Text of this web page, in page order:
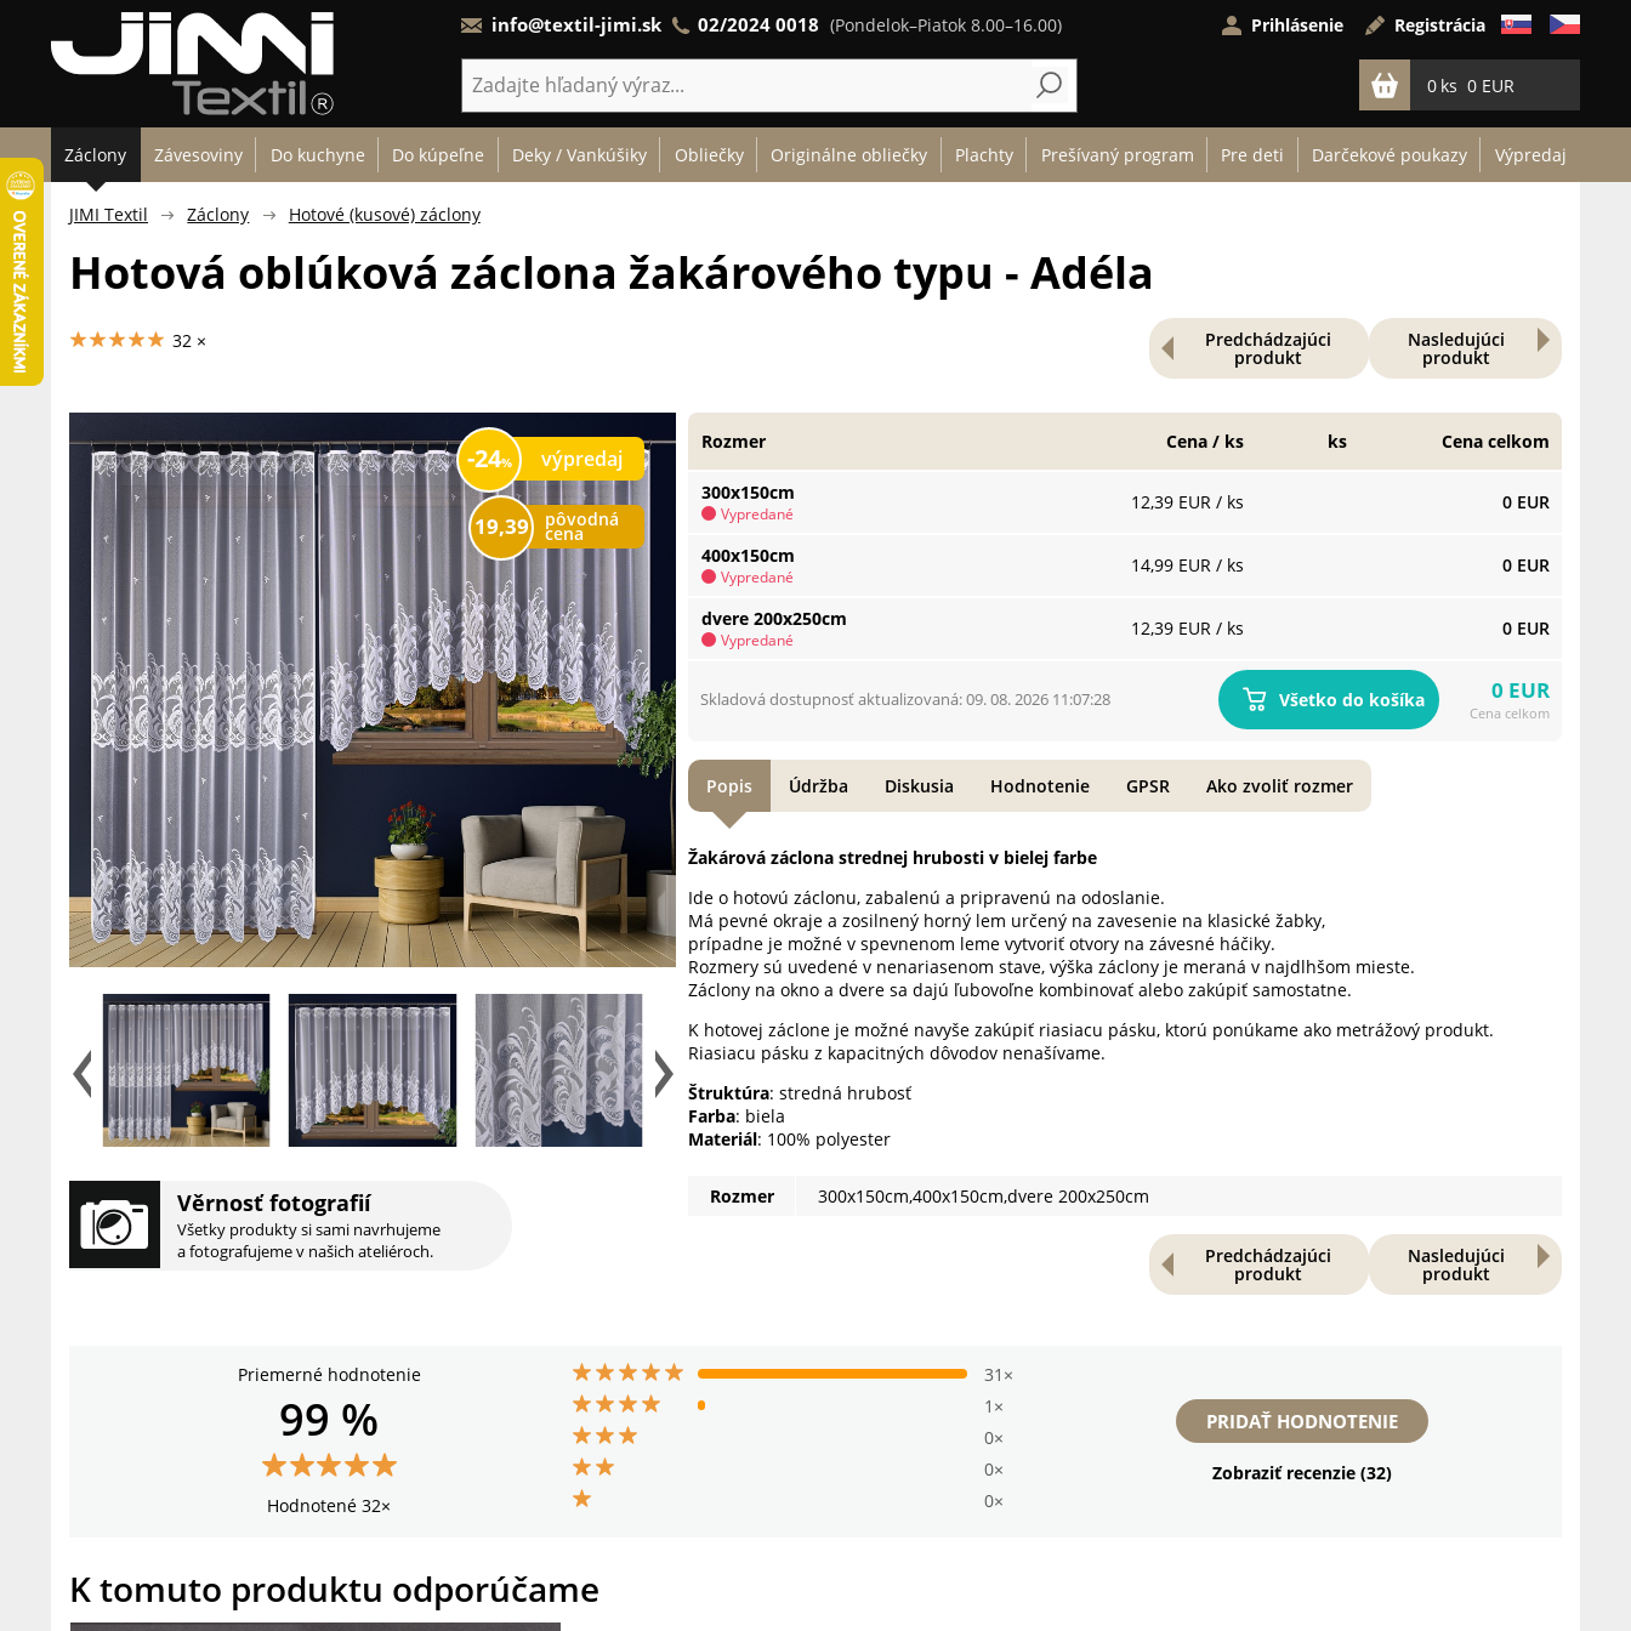
info@textil-jimi.sk 02/2024 0018 (Pondelok–Piatok 8.00–16.00) Prihlásenie Registrácia
0 0 EUR
Záclony Závesoviny Do kuchyne Do kúpeľne Deky / Vankúšiky Obliečky Originálne obliečky Plachty Prešívaný program Pre deti Darčekové poukazy Výpredaj
JIMI Textil Záclony Hotové (kusové) záclony
32 × Predchádzajúci
produkt
Nasledujúci
produkt
Hotová oblúková záclona žakárového typu - Adéla
výpredaj
24
pôvodná
cena
19,39
300x150cm 12,39 EUR / ks 0 EUR
Vypredané
400x150cm 14,99 EUR / ks 0 EUR
Vypredané
dvere 200x250cm 12,39 EUR / ks 0 EUR
Vypredané
Rozmer Cena / ks ks Cena celkom
Skladová dostupnosť aktualizovaná: 09. 08. 2026 11:07:28 Všetko do košíka 0 EUR
Cena celkom
Žakárová záclona strednej hrubosti v bielej farbe
Ide o hotovú záclonu, zabalenú a pripravenú na odoslanie.
Má pevné okraje a zosilnený horný lem určený na zavesenie na klasické žabky,
prípadne je možné v spevnenom leme vytvoriť otvory na závesné háčiky.
Rozmery sú uvedené v nenariasenom stave, výška záclony je meraná v najdlhšom mieste.
Záclony na okno a dvere sa dajú ľubovoľne kombinovať alebo zakúpiť samostatne.
K hotovej záclone je možné navyše zakúpiť riasiacu pásku, ktorú ponúkame ako metrážový produkt.
Riasiacu pásku z kapacitných dôvodov nenašívame.
Štruktúra: stredná hrubosť
Farba: biela
Materiál: 100% polyester
Rozmer 300x150cm,400x150cm,dvere 200x250cm
Popis Údržba Diskusia Hodnotenie GPSR Ako zvoliť rozmer
Predchádzajúci
produkt
Nasledujúci
produkt
Věrnosť fotografií
Všetky produkty si sami navrhujeme
a fotografujeme v našich ateliéroch.
Priemerné hodnotenie
31×
1×
0×
0×
0×
PRIDAŤ HODNOTENIE
Zobraziť recenzie (32)
99 %
Hodnotené 32×
K tomuto produktu odporúčame